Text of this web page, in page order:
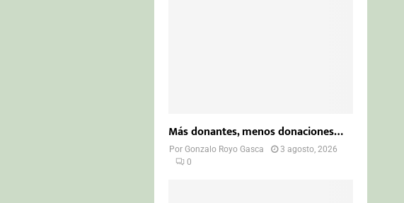
Más donantes, menos donaciones…
PorGonzalo Royo Gasca
3 agosto, 2026
0